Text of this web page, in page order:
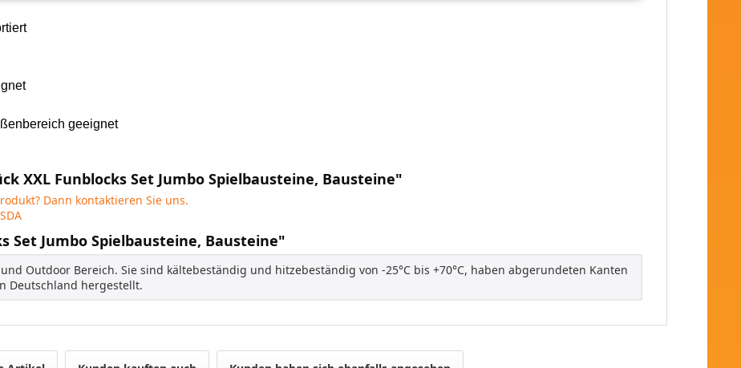
geeignet
XXL Funblocks Set Jumbo Spielbausteine, Bausteine"
Dann kontaktieren Sie uns.
Set Jumbo Spielbausteine, Bausteine"
Outdoor Bereich. Sie sind kältebeständig und hitzebeständig von -25°C bis +70°C, haben abgerundeten Kanten
Deutschland hergestellt.